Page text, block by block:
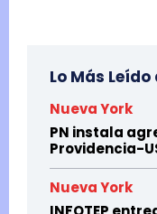
Lo Más
Nueva York
PN instala
Providencia-
Nueva York